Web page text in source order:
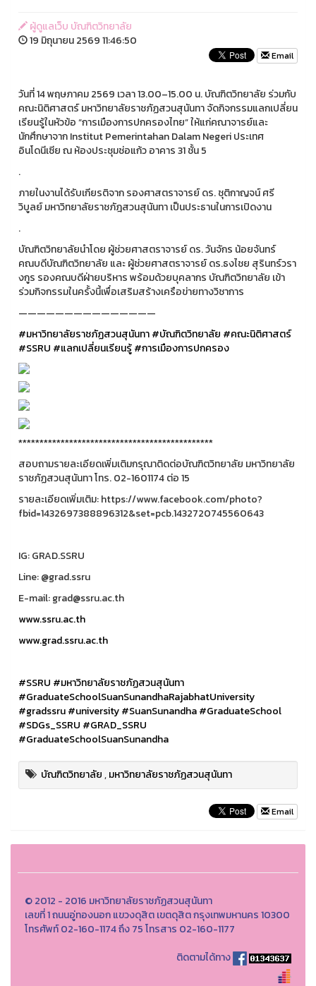
ผู้ดูแลเว็บ บัณฑิตวิทยาลัย
19 มิถุนายน 2569 11:46:50
Email
วันที่ 14 พฤษภาคม 2569 เวลา 13.00–15.00 น. บัณฑิตวิทยาลัย ร่วมกับ
คณะนิติศาสตร์ มหาวิทยาลัยราชภัฏสวนสุนันทา จัดกิจกรรมแลกเปลี่ยน
เรียนรู้ในหัวข้อ “การเมืองการปกครองไทย” ให้แก่คณาจารย์และ
นักศึกษาจาก Institut Pemerintahan Dalam Negeri ประเทศ
อินโดนีเซีย ณ ห้องประชุมช่อแก้ว อาคาร 31 ชั้น 5
.
ภายในงานได้รับเกียรติจาก รองศาสตราจารย์ ดร. ชุติกาญจน์ ศรี
วิบูลย์ มหาวิทยาลัยราชภัฎสวนสุนันทา เป็นประธานในการเปิดงาน
.
บัณฑิตวิทยาลัยนำโดย ผู้ช่วยศาสตราจารย์ ดร. วันจักร น้อยจันทร์
คณบดีบัณฑิตวิทยาลัย และ ผู้ช่วยศาสตราจารย์ ดร.ธงไชย สุรินทร์วรา
งกูร รองคณบดีฝ่ายบริหาร พร้อมด้วยบุคลากร บัณฑิตวิทยาลัย เข้า
ร่วมกิจกรรมในครั้งนี้เพื่อเสริมสร้างเครือข่ายทางวิชาการ
———————————————
#มหาวิทยาลัยราชภัฏสวนสุนันทา#บัณฑิตวิทยาลัย #คณะนิติศาสตร์
#SSRU #แลกเปลี่ยนเรียนรู้#การเมืองการปกครอง
**********************************************
สอบถามรายละเอียดเพิ่มเติมกรุณาติดต่อบัณฑิตวิทยาลัย มหาวิทยาลัย
ราชภัฏสวนสุนันทา โทร. 02-1601174 ต่อ 15
รายละเอียดเพิ่มเติม: https://www.facebook.com/photo?
fbid=1432697388896312&set=pcb.1432720745560643
IG: GRAD.SSRU
Line: @grad.ssru
E-mail: grad@ssru.ac.th
www.ssru.ac.th
www.grad.ssru.ac.th
#SSRU #มหาวิทยาลัยราชภัฏสวนสุนันทา
#GraduateSchoolSuanSunandhaRajabhatUniversity
#gradssru#university#SuanSunandha#GraduateSchool
#SDGs_SSRU #GRAD_SSRU
#GraduateSchoolSuanSunandha
บัณฑิตวิทยาลัย,มหาวิทยาลัยราชภัฏสวนสุนันทา
Email
© 2012 - 2016 มหาวิทยาลัยราชภัฏสวนสุนันทา
เลขที่ 1 ถนนอู่ทองนอก แขวงดุสิต เขตดุสิต กรุงเทพมหานคร 10300
โทรศัพท์ 02-160-1174 ถึง 75 โทรสาร 02-160-1177
ติดตามได้ทาง